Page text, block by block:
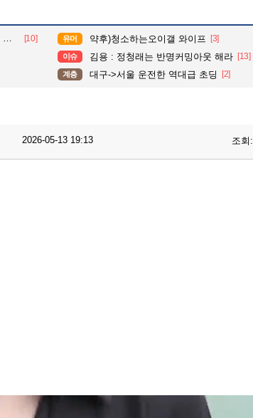
[10] 유머 약후)청소하는오이갤 와이프 [3]
이슈 김용 : 정청래는 반명커밍아웃 해라 [13]
계층 대구->서울 운전한 역대급 초딩 [2]
2026-05-13 19:13 조회: